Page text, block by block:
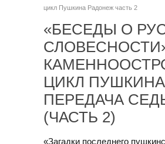
цикл Пушкина Радонеж часть 2
«БЕСЕДЫ О
ЦИКЛ
ПЕРЕДАЧА
(ЧАСТЬ 2)
«Загадки последнего